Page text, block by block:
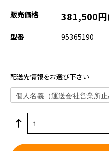
販売価格 381,500
型番 95365190
配送先情報をお選び下さい